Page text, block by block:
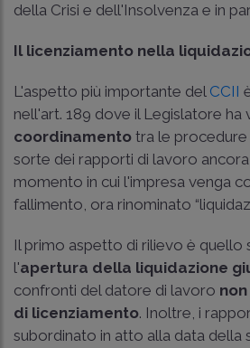
della Crisi e dell'Insolvenza e in
Il licenziamento nella
L'aspetto più importante del CCII
nell'art. 189 dove il Legislatore ha
coordinamento tra le
sorte dei rapporti di lavoro
momento in cui l'impresa venga
fallimento, ora rinominato
Il primo aspetto di rilievo è quello
l'apertura della liquidazione
confronti del datore di lavoro
di licenziamento. Inoltre, i
subordinato in atto alla data della